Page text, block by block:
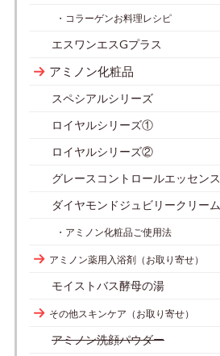
・コラーゲンお料理レシピ
エスワンエスGプラス
アミノン化粧品
スペシアルシリーズ
ロイヤルシリーズ①
ロイヤルシリーズ②
グレースコントロールエッセンス
ダイヤモンドジュビリークリーム
・アミノン化粧品ご使用法
アミノン薬用入浴剤（お取り寄せ）
モイストバス酵母の湯
その他スキンケア（お取り寄せ）
アミノン洗顔パウダー